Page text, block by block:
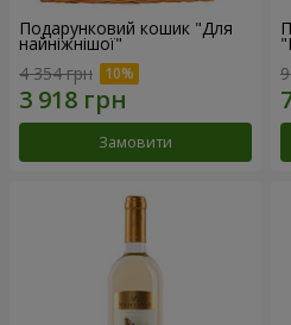
Подарунковий кошик "Для
найніжнішої"
4 354 грн
Замовити